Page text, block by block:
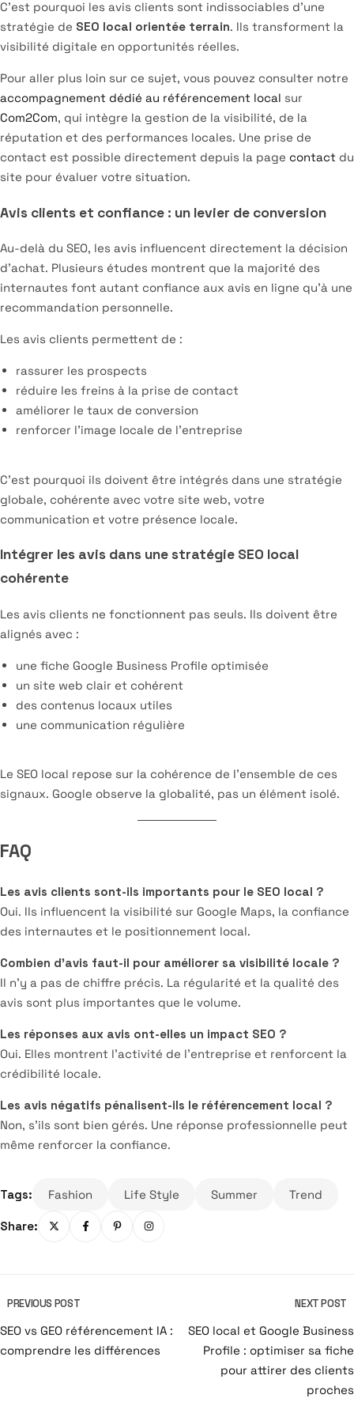
C’est pourquoi les avis clients sont indissociables d’une
stratégie de SEO local orientée terrain. Ils transforment la
visibilité digitale en opportunités réelles.
Pour aller plus loin sur ce sujet, vous pouvez consulter notre
accompagnement dédié au référencement local sur
Com2Com, qui intègre la gestion de la visibilité, de la
réputation et des performances locales. Une prise de
contact est possible directement depuis la page contact du
site pour évaluer votre situation.
Avis clients et confiance : un levier de conversion
Au-delà du SEO, les avis influencent directement la décision
d’achat. Plusieurs études montrent que la majorité des
internautes font autant confiance aux avis en ligne qu’à une
recommandation personnelle.
Les avis clients permettent de :
rassurer les prospects
réduire les freins à la prise de contact
améliorer le taux de conversion
renforcer l’image locale de l’entreprise
C’est pourquoi ils doivent être intégrés dans une stratégie
globale, cohérente avec votre site web, votre
communication et votre présence locale.
Intégrer les avis dans une stratégie SEO local
cohérente
Les avis clients ne fonctionnent pas seuls. Ils doivent être
alignés avec :
une fiche Google Business Profile optimisée
un site web clair et cohérent
des contenus locaux utiles
une communication régulière
Le SEO local repose sur la cohérence de l’ensemble de ces
signaux. Google observe la globalité, pas un élément isolé.
FAQ
Les avis clients sont-ils importants pour le SEO local ?
Oui. Ils influencent la visibilité sur Google Maps, la confiance
des internautes et le positionnement local.
Combien d’avis faut-il pour améliorer sa visibilité locale ?
Il n’y a pas de chiffre précis. La régularité et la qualité des
avis sont plus importantes que le volume.
Les réponses aux avis ont-elles un impact SEO ?
Oui. Elles montrent l’activité de l’entreprise et renforcent la
crédibilité locale.
Les avis négatifs pénalisent-ils le référencement local ?
Non, s’ils sont bien gérés. Une réponse professionnelle peut
même renforcer la confiance.
Tags: Fashion Life Style Summer Trend
Share:
PREVIOUS POST
SEO vs GEO référencement IA :
comprendre les différences
NEXT POST
SEO local et Google Business
Profile : optimiser sa fiche
pour attirer des clients
proches